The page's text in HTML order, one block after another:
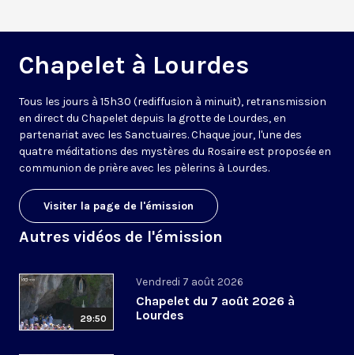
Chapelet à Lourdes
Tous les jours à 15h30 (rediffusion à minuit), retransmission
en direct du Chapelet depuis la grotte de Lourdes, en
partenariat avec les Sanctuaires. Chaque jour, l'une des
quatre méditations des mystères du Rosaire est proposée en
communion de prière avec les pèlerins à Lourdes.
Visiter la page de l'émission
Autres vidéos de l'émission
29:50
Vendredi 7 août 2026
Chapelet du 7 août 2026 à
Lourdes